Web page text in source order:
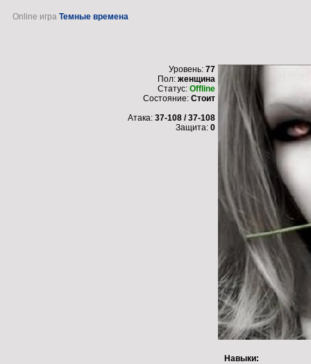
Online игра Темные времена
Уровень: 77
Пол: женщина
Статус: Offline
Состояние: Стоит
Атака: 37-108 / 37-108
Защита: 0
Навыки: